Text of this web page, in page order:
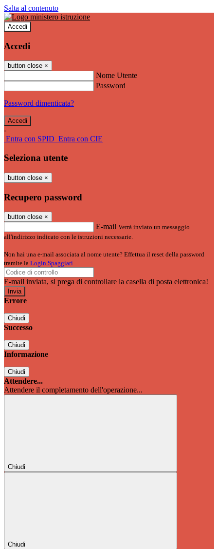
Salta al contenuto
Accedi
Accedi
button close ×
Nome Utente
Password
Password dimenticata?
-
Entra con SPID Entra con CIE
Seleziona utente
button close ×
Recupero password
button close ×
E-mail Verrà inviato un messaggio
all'indirizzo indicato con le istruzioni necessarie.
Non hai una e-mail associata al nome utente? Effettua il reset della password
tramite la Login Spaggiari
E-mail inviata, si prega di controllare la casella di posta elettronica!
Errore
Chiudi
Successo
Chiudi
Informazione
Chiudi
Attendere...
Attendere il completamento dell'operazione...
Chiudi
Chiudi